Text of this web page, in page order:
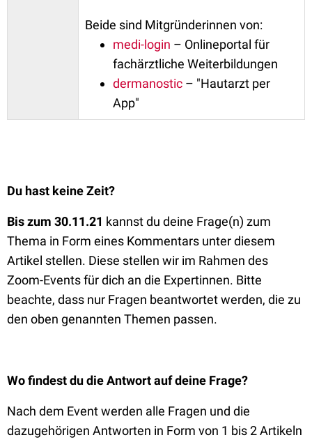
Beide sind Mitgründerinnen von:
medi-login – Onlineportal für
fachärztliche Weiterbildungen
dermanostic – "Hautarzt per
App"
Du hast keine Zeit?
Bis zum 30.11.21 kannst du deine Frage(n) zum
Thema in Form eines Kommentars unter diesem
Artikel stellen. Diese stellen wir im Rahmen des
Zoom-Events für dich an die Expertinnen. Bitte
beachte, dass nur Fragen beantwortet werden, die zu
den oben genannten Themen passen.
Wo findest du die Antwort auf deine Frage?
Nach dem Event werden alle Fragen und die
dazugehörigen Antworten in Form von 1 bis 2 Artikeln